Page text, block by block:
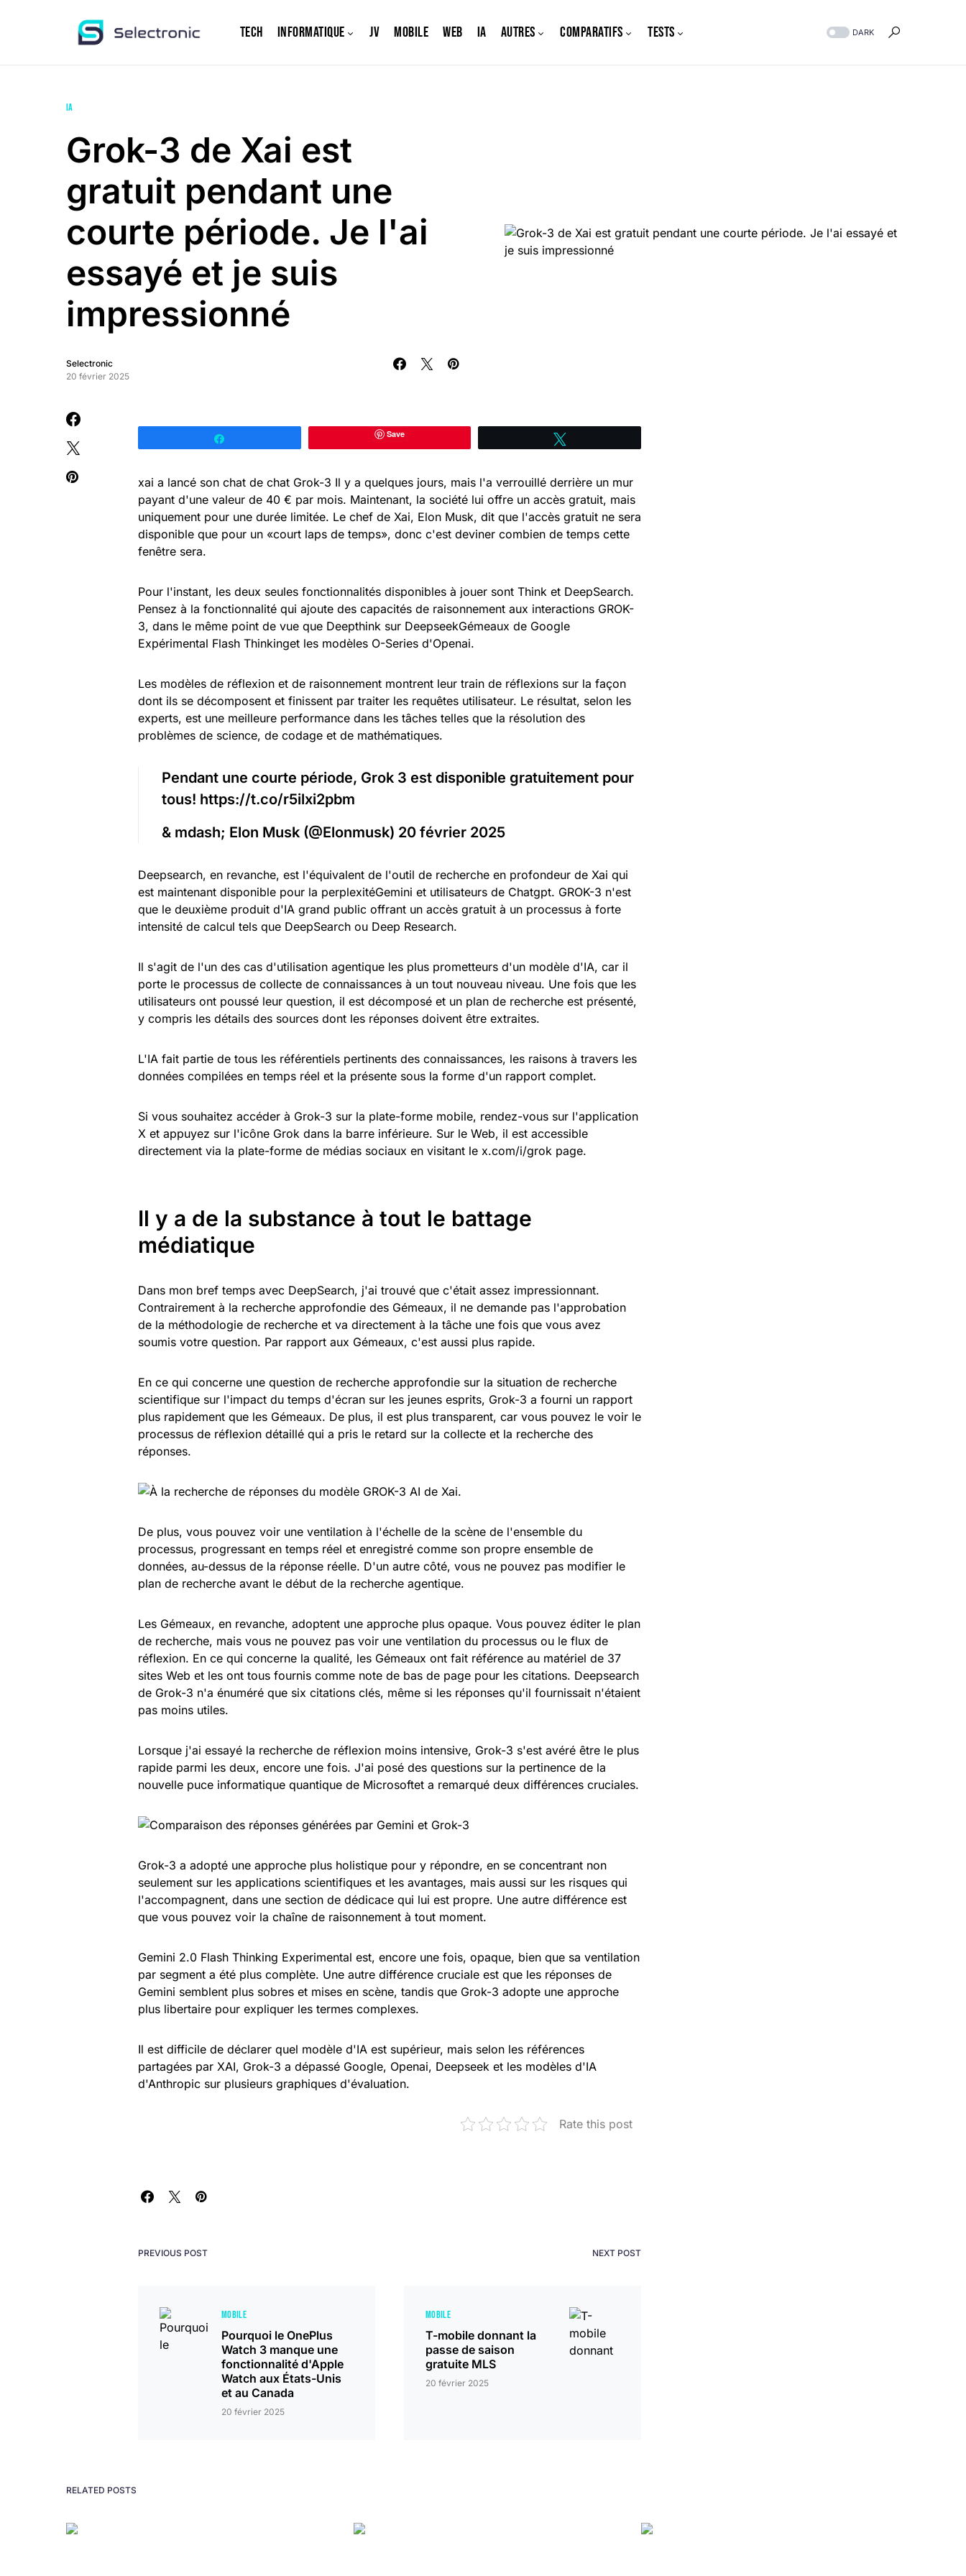
Tech Informatique JV Mobile Web IA Autres Comparatifs Tests DARK
IA
Grok-3 de Xai est
gratuit pendant une
courte période. Je l'ai
essayé et je suis
impressionné
Selectronic
20 février 2025
Save
xai a lancé son chat de chat Grok-3 Il y a quelques jours, mais l'a verrouillé derrière un mur
payant d'une valeur de 40 € par mois. Maintenant, la société lui offre un accès gratuit, mais
uniquement pour une durée limitée. Le chef de Xai, Elon Musk, dit que l'accès gratuit ne sera
disponible que pour un «court laps de temps», donc c'est deviner combien de temps cette
fenêtre sera.
Pour l'instant, les deux seules fonctionnalités disponibles à jouer sont Think et DeepSearch.
Pensez à la fonctionnalité qui ajoute des capacités de raisonnement aux interactions GROK-
3, dans le même point de vue que Deepthink sur DeepseekGémeaux de Google
Expérimental Flash Thinkinget les modèles O-Series d'Openai.
Les modèles de réflexion et de raisonnement montrent leur train de réflexions sur la façon
dont ils se décomposent et finissent par traiter les requêtes utilisateur. Le résultat, selon les
experts, est une meilleure performance dans les tâches telles que la résolution des
problèmes de science, de codage et de mathématiques.
Pendant une courte période, Grok 3 est disponible gratuitement pour
tous! https://t.co/r5ilxi2pbm
& mdash; Elon Musk (@Elonmusk) 20 février 2025
Deepsearch, en revanche, est l'équivalent de l'outil de recherche en profondeur de Xai qui
est maintenant disponible pour la perplexitéGemini et utilisateurs de Chatgpt. GROK-3 n'est
que le deuxième produit d'IA grand public offrant un accès gratuit à un processus à forte
intensité de calcul tels que DeepSearch ou Deep Research.
Il s'agit de l'un des cas d'utilisation agentique les plus prometteurs d'un modèle d'IA, car il
porte le processus de collecte de connaissances à un tout nouveau niveau. Une fois que les
utilisateurs ont poussé leur question, il est décomposé et un plan de recherche est présenté,
y compris les détails des sources dont les réponses doivent être extraites.
L'IA fait partie de tous les référentiels pertinents des connaissances, les raisons à travers les
données compilées en temps réel et la présente sous la forme d'un rapport complet.
Si vous souhaitez accéder à Grok-3 sur la plate-forme mobile, rendez-vous sur l'application
X et appuyez sur l'icône Grok dans la barre inférieure. Sur le Web, il est accessible
directement via la plate-forme de médias sociaux en visitant le x.com/i/grok page.
Il y a de la substance à tout le battage
médiatique
Dans mon bref temps avec DeepSearch, j'ai trouvé que c'était assez impressionnant.
Contrairement à la recherche approfondie des Gémeaux, il ne demande pas l'approbation
de la méthodologie de recherche et va directement à la tâche une fois que vous avez
soumis votre question. Par rapport aux Gémeaux, c'est aussi plus rapide.
En ce qui concerne une question de recherche approfondie sur la situation de recherche
scientifique sur l'impact du temps d'écran sur les jeunes esprits, Grok-3 a fourni un rapport
plus rapidement que les Gémeaux. De plus, il est plus transparent, car vous pouvez le voir le
processus de réflexion détaillé qui a pris le retard sur la collecte et la recherche des
réponses.
De plus, vous pouvez voir une ventilation à l'échelle de la scène de l'ensemble du
processus, progressant en temps réel et enregistré comme son propre ensemble de
données, au-dessus de la réponse réelle. D'un autre côté, vous ne pouvez pas modifier le
plan de recherche avant le début de la recherche agentique.
Les Gémeaux, en revanche, adoptent une approche plus opaque. Vous pouvez éditer le plan
de recherche, mais vous ne pouvez pas voir une ventilation du processus ou le flux de
réflexion. En ce qui concerne la qualité, les Gémeaux ont fait référence au matériel de 37
sites Web et les ont tous fournis comme note de bas de page pour les citations. Deepsearch
de Grok-3 n'a énuméré que six citations clés, même si les réponses qu'il fournissait n'étaient
pas moins utiles.
Lorsque j'ai essayé la recherche de réflexion moins intensive, Grok-3 s'est avéré être le plus
rapide parmi les deux, encore une fois. J'ai posé des questions sur la pertinence de la
nouvelle puce informatique quantique de Microsoftet a remarqué deux différences cruciales.
Grok-3 a adopté une approche plus holistique pour y répondre, en se concentrant non
seulement sur les applications scientifiques et les avantages, mais aussi sur les risques qui
l'accompagnent, dans une section de dédicace qui lui est propre. Une autre différence est
que vous pouvez voir la chaîne de raisonnement à tout moment.
Gemini 2.0 Flash Thinking Experimental est, encore une fois, opaque, bien que sa ventilation
par segment a été plus complète. Une autre différence cruciale est que les réponses de
Gemini semblent plus sobres et mises en scène, tandis que Grok-3 adopte une approche
plus libertaire pour expliquer les termes complexes.
Il est difficile de déclarer quel modèle d'IA est supérieur, mais selon les références
partagées par XAI, Grok-3 a dépassé Google, Openai, Deepseek et les modèles d'IA
d'Anthropic sur plusieurs graphiques d'évaluation.
Rate this post
PREVIOUS POST
MOBILE
Pourquoi le OnePlus
Watch 3 manque une
fonctionnalité d'Apple
Watch aux États-Unis
et au Canada
20 février 2025
NEXT POST
MOBILE
T-mobile donnant la
passe de saison
gratuite MLS
20 février 2025
RELATED POSTS